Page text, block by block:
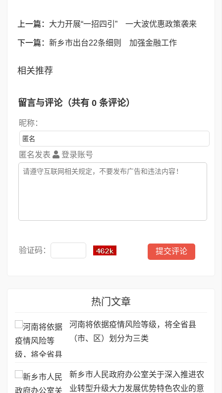
上一篇： 大力开展“一招四引” 一大波优惠政策袭来
下一篇： 新乡市出台22条细则 加强金融工作
相关推荐
留言与评论（共有 0 条评论）
昵称：
匿名发表 登录账号
验证码：
热门文章
河南将依据疫情风险等级，将全省县
（市、区）划分为三类
新乡市人民政府办公室关于深入推进农
业转型升级大力发展优势特色农业的意